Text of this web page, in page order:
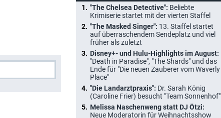
"The Chelsea Detective": Beliebte
Krimiserie startet mit der vierten Staffel
"The Masked Singer": 13. Staffel startet
auf überraschendem Sendeplatz und viel
früher als zuletzt
Disney+- und Hulu-Highlights im August:
"Death in Paradise", "The Shards" und das
Ende für "Die neuen Zauberer vom Waverly
Place"
"Die Landarztpraxis": Dr. Sarah König
(Caroline Frier) besucht "Team Sonnenhof"
Melissa Naschenweng statt DJ Ötzi:
Neue Moderatorin für Weihnachtsshow